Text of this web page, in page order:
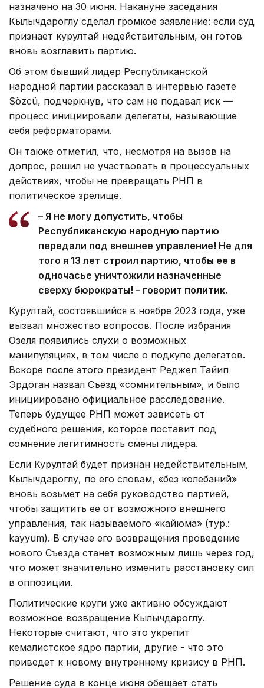
назначено на 30 июня. Накануне заседания
Кылычдароглу сделал громкое заявление: если суд
признает курултай недействительным, он готов
вновь возглавить партию.
Об этом бывший лидер Республиканской
народной партии рассказал в интервью газете
Sözcü, подчеркнув, что сам не подавал иск —
процесс инициировали делегаты, называющие
себя реформаторами.
Он также отметил, что, несмотря на вызов на
допрос, решил не участвовать в процессуальных
действиях, чтобы не превращать РНП в
политическое зрелище.
– Я не могу допустить, чтобы
Республиканскую народную партию
передали под внешнее управление! Не для
того я 13 лет строил партию, чтобы ее в
одночасье уничтожили назначенные
сверху бюрократы! – говорит политик.
Курултай, состоявшийся в ноябре 2023 года, уже
вызвал множество вопросов. После избрания
Озеля появились слухи о возможных
манипуляциях, в том числе о подкупе делегатов.
Вскоре после этого президент Реджеп Тайип
Эрдоган назвал Съезд «сомнительным», и было
инициировано официальное расследование.
Теперь будущее РНП может зависеть от
судебного решения, которое поставит под
сомнение легитимность смены лидера.
Если Курултай будет признан недействительным,
Кылычдароглу, по его словам, «без колебаний»
вновь возьмет на себя руководство партией,
чтобы защитить ее от возможного внешнего
управления, так называемого «кайюма» (тур.:
kayyum). В случае его возвращения проведение
нового Съезда станет возможным лишь через год,
что может значительно изменить расстановку сил
в оппозиции.
Политические круги уже активно обсуждают
возможное возвращение Кылычдароглу.
Некоторые считают, что это укрепит
кемалистское ядро партии, другие - что это
приведет к новому внутреннему кризису в РНП.
Решение суда в конце июня обещает стать